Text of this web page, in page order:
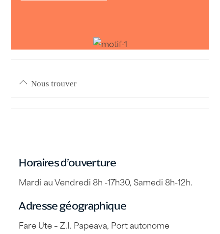
Nous trouver
Horaires d’ouverture
Mardi au Vendredi 8h -17h30, Samedi 8h-12h.
Adresse géographique
Fare Ute – Z.I. Papeava, Port autonome